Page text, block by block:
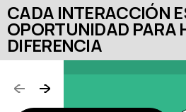
CADA INTERACCIÓN
OPORTUNIDAD PARA
DIFERENCIA